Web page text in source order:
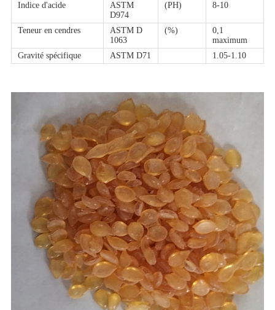
Indice d'acide
ASTM
D974
(PH) 8-10
Teneur en cendres
ASTM D
1063
(%)
0,1
maximum
Gravité spécifique
ASTM D71 1.05-1.10